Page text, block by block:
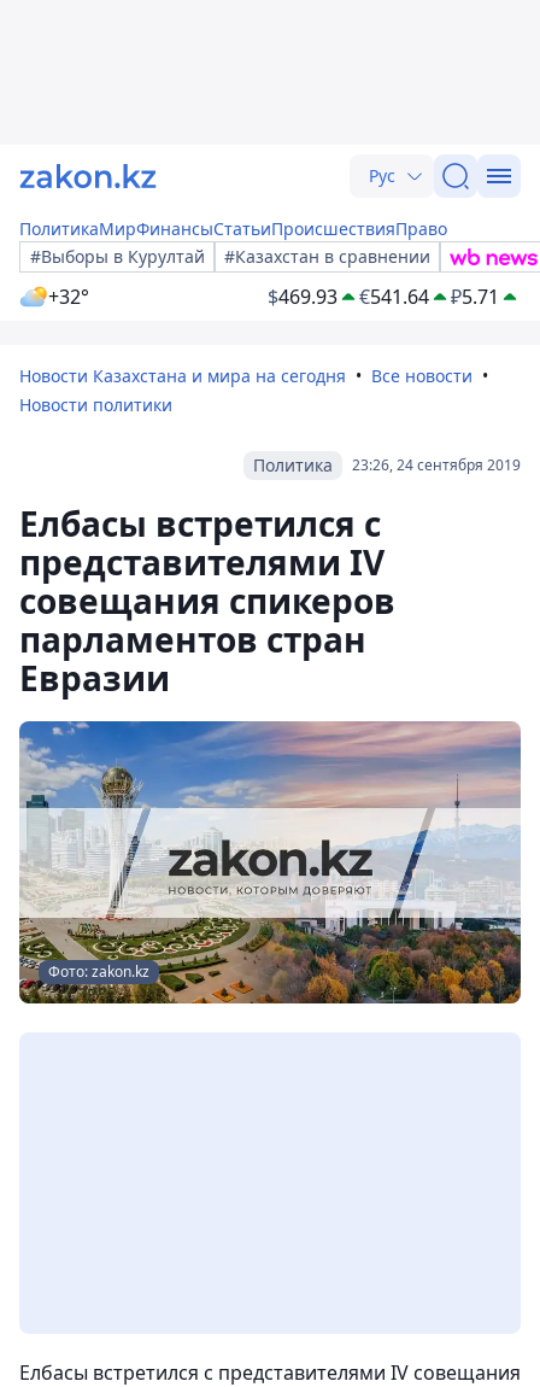
Рус
ПолитикаМирФинансыСтатьиПроисшествияПраво
#Выборы в Курултай
#Казахстан в сравнении
+32° $469.93 €541.64 ₽5.71
Новости Казахстана и мира на сегодня
Все новости
Новости политики
23:26, 24 сентября 2019
Политика
Елбасы встретился с
представителями IV
совещания спикеров
парламентов стран
Евразии
Фото: zakon.kz
Елбасы встретился с представителями IV совещания